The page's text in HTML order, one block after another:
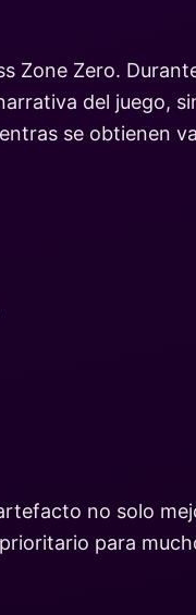
Zone Zero.
del juego,
se obtienen
no solo
para